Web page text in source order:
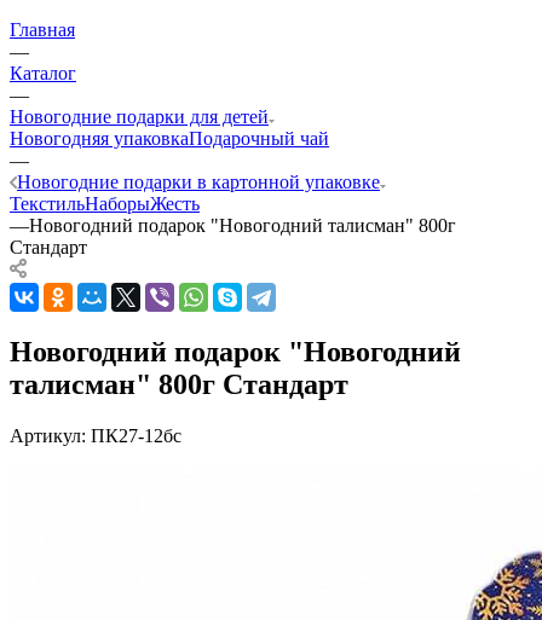
Главная
—
Каталог
—
Новогодние подарки для детей
Новогодняя упаковкаПодарочный чай
—
Новогодние подарки в картонной упаковке
ТекстильНаборыЖесть
—Новогодний подарок "Новогодний талисман" 800г
Стандарт
Новогодний подарок "Новогодний
талисман" 800г Стандарт
Артикул: ПК27-12бс